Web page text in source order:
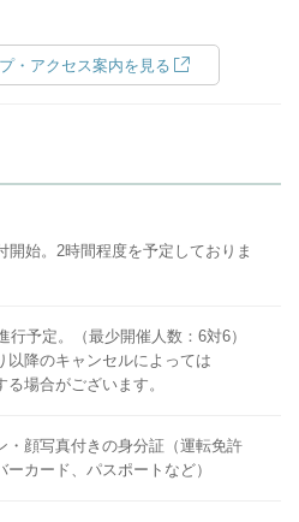
・アクセス案内を見る
開始。2時間程度を予定しておりま
行予定。（最少開催人数：6対6）
以降のキャンセルによっては
る場合がございます。
・顔写真付きの身分証（運転免許
ーカード、パスポートなど）